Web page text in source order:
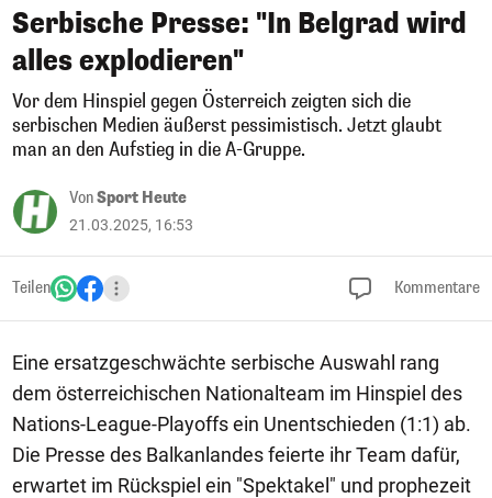
Serbische Presse: "In Belgrad wird
alles explodieren"
Vor dem Hinspiel gegen Österreich zeigten sich die
serbischen Medien äußerst pessimistisch. Jetzt glaubt
man an den Aufstieg in die A-Gruppe.
VonSport Heute
21.03.2025, 16:53
Teilen Kommentare
Eine ersatzgeschwächte serbische Auswahl rang
dem österreichischen Nationalteam im Hinspiel des
Nations-League-Playoffs ein Unentschieden (1:1) ab.
Die Presse des Balkanlandes feierte ihr Team dafür,
erwartet im Rückspiel ein "Spektakel" und prophezeit